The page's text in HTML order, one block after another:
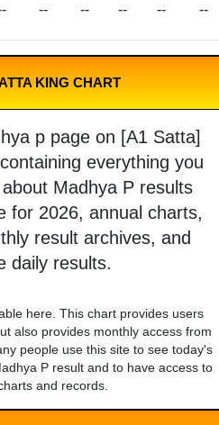
-- -- -- -- --
KING CHART
p page on [A1 Satta]
everything you
Madhya P results
for 2026, annual charts,
result archives, and
daily results.
here. This chart provides users
also provides monthly access from
people use this site to see today's
P result and to have access to
and records.